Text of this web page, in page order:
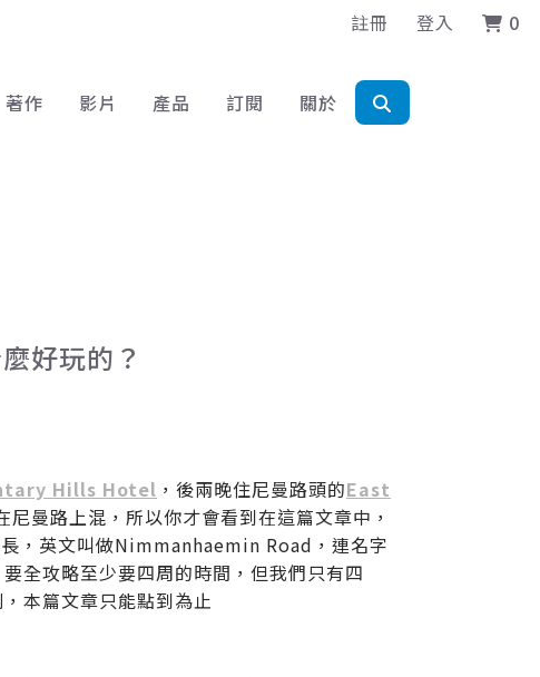
註冊 登入 0
著作 影片 產品 訂閱 關於
好玩的？
Hills Hotel ，後兩晚住尼曼路頭的East
曼路上混，所以你才會看到在這篇文章中，
，英文叫做Nimmanhaemin Road，連名字
全攻略至少要四周的時間，但我們只有四
本篇文章只能點到為止